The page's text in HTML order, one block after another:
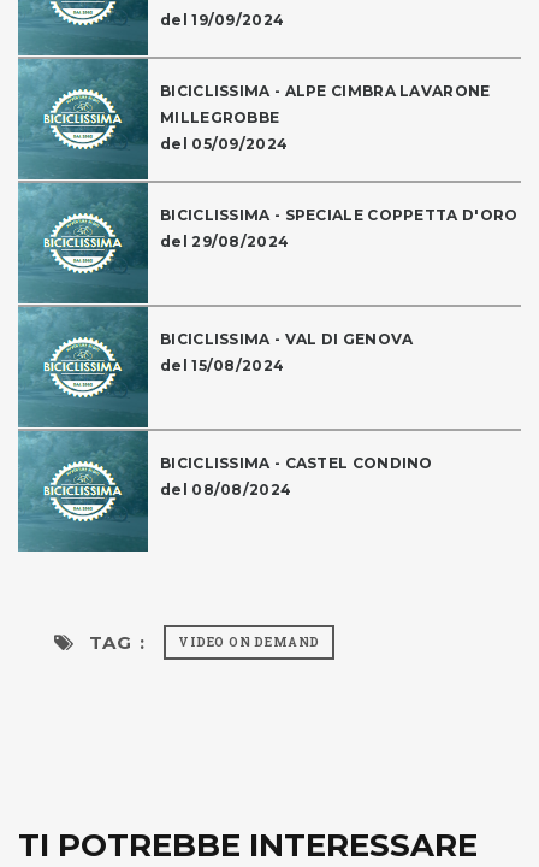
del 19/09/2024
BICICLISSIMA - ALPE CIMBRA LAVARONE
MILLEGROBBE
del 05/09/2024
BICICLISSIMA - SPECIALE COPPETTA D'ORO
del 29/08/2024
BICICLISSIMA - VAL DI GENOVA
del 15/08/2024
BICICLISSIMA - CASTEL CONDINO
del 08/08/2024
TAG : VIDEO ON DEMAND
TI POTREBBE INTERESSARE